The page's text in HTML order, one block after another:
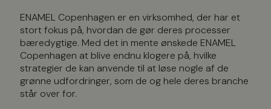
ENAMEL Copenhagen er en virksomhed, der har et
stort fokus på, hvordan de gør deres processer
bæredygtige. Med det in mente ønskede ENAMEL
Copenhagen at blive endnu klogere på, hvilke
strategier de kan anvende til at løse nogle af de
grønne udfordringer, som de og hele deres branche
står over for.